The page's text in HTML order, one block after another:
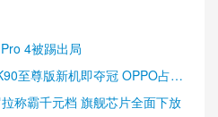
4被踢出局
至尊版新机即夺冠 OPPO占据
称霸千元档 旗舰芯片全面下放